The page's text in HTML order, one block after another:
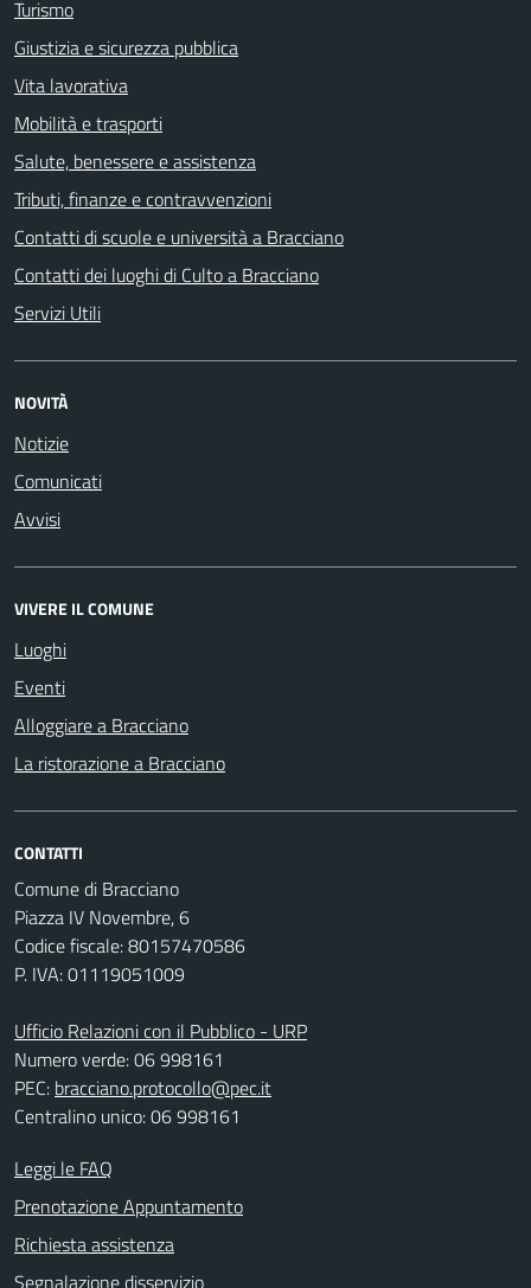
Turismo
Giustizia e sicurezza pubblica
Vita lavorativa
Mobilità e trasporti
Salute, benessere e assistenza
Tributi, finanze e contravvenzioni
Contatti di scuole e università a Bracciano
Contatti dei luoghi di Culto a Bracciano
Servizi Utili
NOVITÀ
Notizie
Comunicati
Avvisi
VIVERE IL COMUNE
Luoghi
Eventi
Alloggiare a Bracciano
La ristorazione a Bracciano
CONTATTI
Comune di Bracciano
Piazza IV Novembre, 6
Codice fiscale: 80157470586
P. IVA: 01119051009
Ufficio Relazioni con il Pubblico - URP
Numero verde: 06 998161
PEC: bracciano.protocollo@pec.it
Centralino unico: 06 998161
Leggi le FAQ
Prenotazione Appuntamento
Richiesta assistenza
Segnalazione disservizio